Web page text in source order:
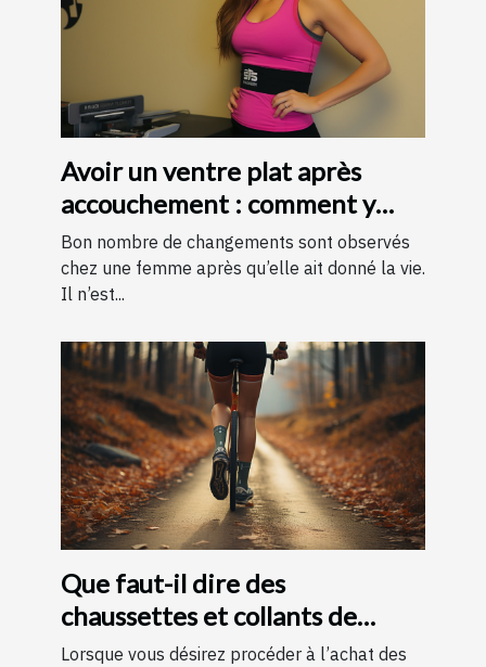
Avoir un ventre plat après
accouchement : comment y
parvenir ?
Bon nombre de changements sont observés
chez une femme après qu’elle ait donné la vie.
Il n’est...
Que faut-il dire des
chaussettes et collants de
contention ?
Lorsque vous désirez procéder à l’achat des